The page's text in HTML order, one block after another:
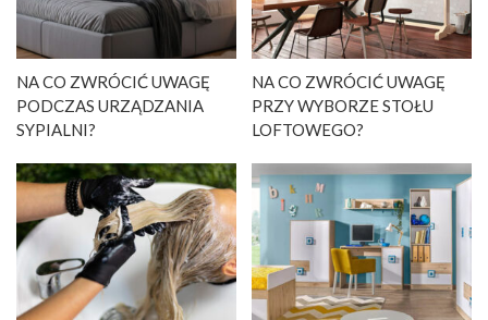
NA CO ZWRÓCIĆ UWAGĘ
PODCZAS URZĄDZANIA
SYPIALNI?
NA CO ZWRÓCIĆ UWAGĘ
PRZY WYBORZE STOŁU
LOFTOWEGO?